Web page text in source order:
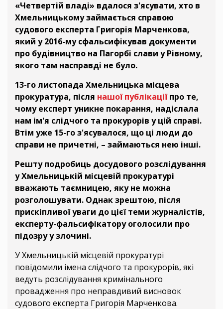
«Четвертій владі» вдалося з'ясувати, хто в
Хмельницькому займається справою
судового експерта Григорія Марченкова,
який у 2016-му сфальсифікував документи
про будівництво на Пагорбі слави у Рівному,
якого там насправді не було.
13-го листопада Хмельницька місцева
прокуратура, після нашої публікаціїпро те,
чому експерт уникне покарання, надіслала
нам ім'я слідчого та прокурорів у цій справі.
Втім уже 15-го з'ясувалося, що ці люди до
справи не причетні, – займаються нею інші.
Решту подробиць досудового розслідування
у Хмельницькій місцевій прокуратурі
вважають таємницею, яку не можна
розголошувати. Однак зрештою, після
прискіпливої уваги до цієї теми журналістів,
експерту-фальсифікатору оголосили про
підозру у злочині.
У Хмельницькій місцевій прокуратурі
повідомили імена слідчого та прокурорів, які
ведуть розслідування кримінального
провадження про неправдивий висновок
судового експерта Григорія Марченкова.